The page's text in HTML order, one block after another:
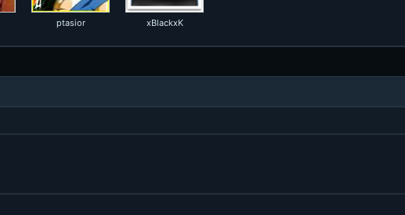
ptasior xBlackxK